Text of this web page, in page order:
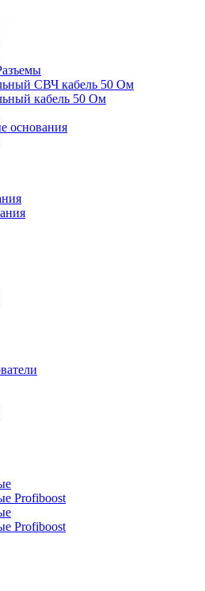
СВЧ кабель 50 Ом
кабель 50 Ом
основания
Profiboost
Profiboost